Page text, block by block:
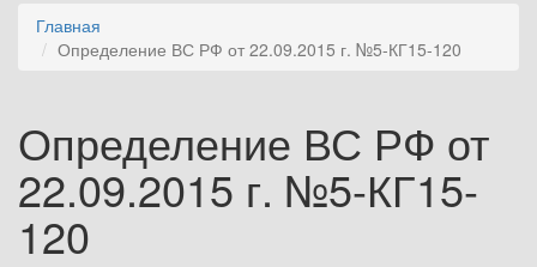
Главная
Определение ВС РФ от 22.09.2015 г. №5-КГ15-120
Определение ВС РФ от
22.09.2015 г. №5-КГ15-
120